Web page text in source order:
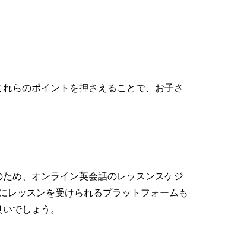
らのポイントを押さえることで、お子さ
め、オンライン英会話のレッスンスケジ
レッスンを受けられるプラットフォームも
でしょう。